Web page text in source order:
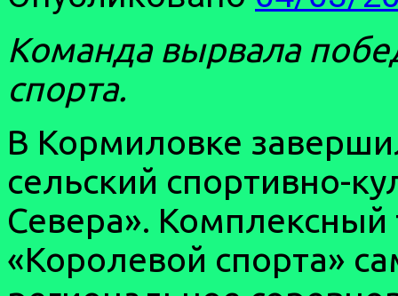
Команда вырвала
спорта.
В Кормиловке
сельский спортивно-
Севера». Комплексный
«Королевой спорта»